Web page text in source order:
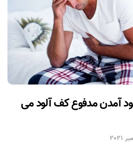
آمدن مدفوع کف آلود می